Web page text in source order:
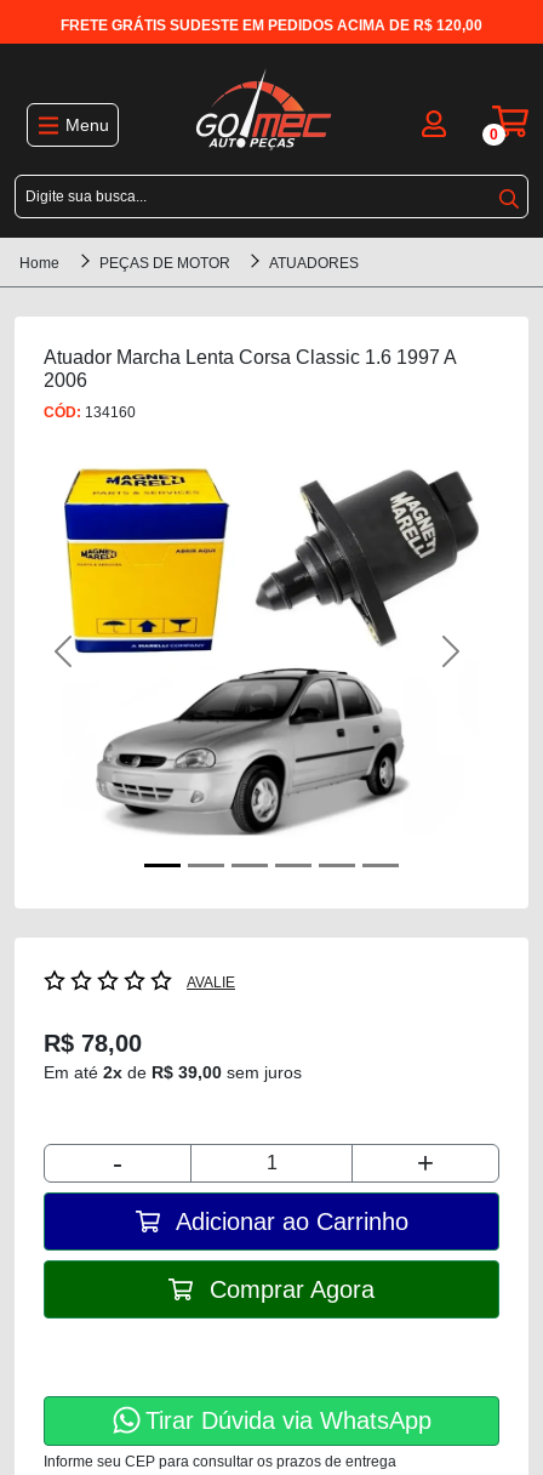
FRETE GRÁTIS SUDESTE EM PEDIDOS ACIMA DE R$ 120,00
Menu 0
Home PEÇAS DE MOTOR ATUADORES
Atuador Marcha Lenta Corsa Classic 1.6 1997 A
2006
CÓD: 134160
Previous Next
AVALIE
R$ 78,00
Em até 2x de R$ 39,00 sem juros
- +
Adicionar ao Carrinho
Comprar Agora
Tirar Dúvida via WhatsApp
Informe seu CEP para consultar os prazos de entrega